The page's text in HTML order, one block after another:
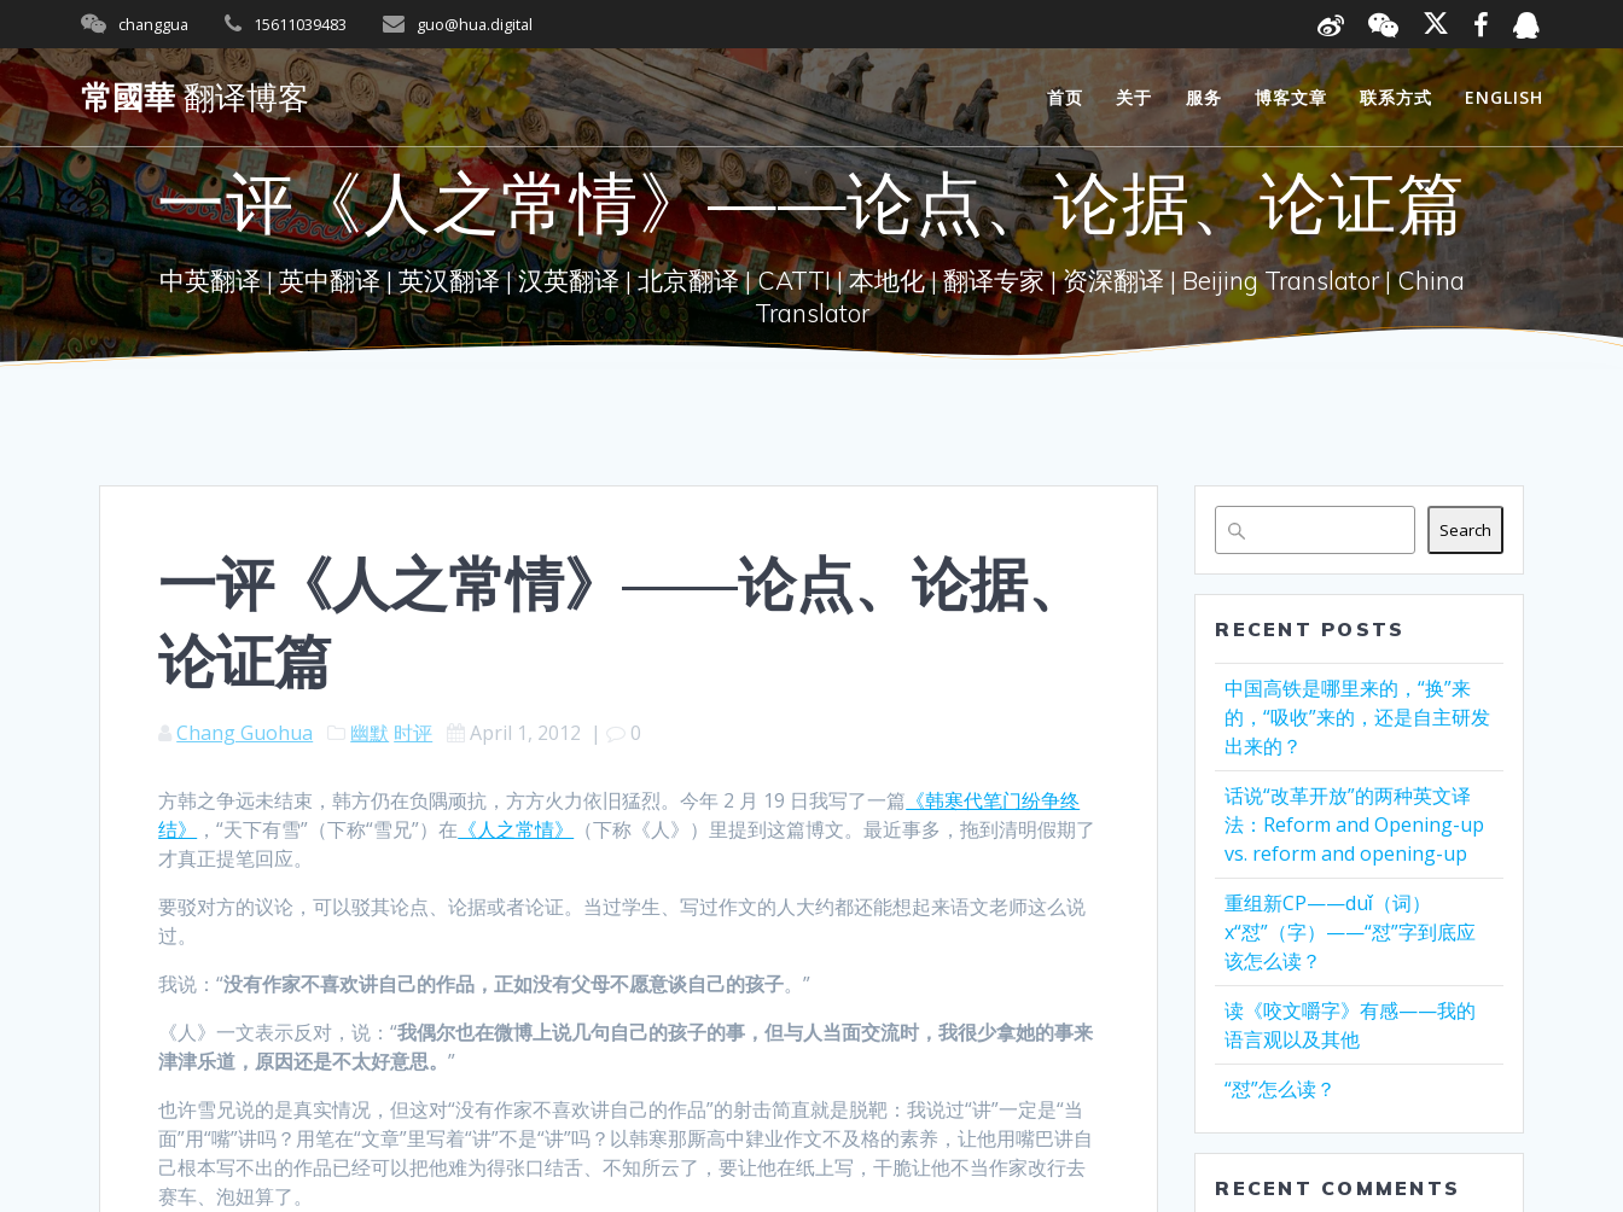
to
content
changgua 15611039483 guo@hua.digital
常國華翻译博客 首页 关于 服务 博客文章 联系方式 ENGLISH
一评《人之常情》——论点、论据、论证篇
中英翻译 | 英中翻译 | 英汉翻译 | 汉英翻译 | 北京翻译 | CATTI | 本地化 | 翻译专家 | 资深翻译 | Beijing Translator | China
Translator
一评《人之常情》——论点、论据、
论证篇
Chang Guohua 幽默 时评 April 1, 2012 | 0
方韩之争远未结束，韩方仍在负隅顽抗，方方火力依旧猛烈。今年 2 月 19 日我写了一篇 《韩寒代笔门纷争终
结》
，“天下有雪”（下称“雪兄”）在 《人之常情》
（下称《人》）里提到这篇博文。最近事多，拖到清明假期了
才真正提笔回应。
要驳对方的议论，可以驳其论点、论据或者论证。当过学生、写过作文的人大约都还能想起来语文老师这么说
过。
我说：“没有作家不喜欢讲自己的作品，正如没有父母不愿意谈自己的孩子。”
《人》一文表示反对，说：“我偶尔也在微博上说几句自己的孩子的事，但与人当面交流时，我很少拿她的事来
津津乐道，原因还是不太好意思。”
也许雪兄说的是真实情况，但这对“没有作家不喜欢讲自己的作品”的射击简直就是脱靶：我说过“讲”一定是“当
面”用“嘴”讲吗？用笔在“文章”里写着“讲”不是“讲”吗？以韩寒那厮高中肄业作文不及格的素养，让他用嘴巴讲自
己根本写不出的作品已经可以把他难为得张口结舌、不知所云了，要让他在纸上写，干脆让他不当作家改行去
赛车、泡妞算了。
Search
RECENT POSTS
中国高铁是哪里来的，“换”来
的，“吸收”来的，还是自主研发
出来的？
话说“改革开放”的两种英文译
法：Reform and Opening-up
vs. reform and opening-up
重组新CP——duǐ（词）
x“怼”（字）——“怼”字到底应
该怎么读？
读《咬文嚼字》有感——我的
语言观以及其他
“怼”怎么读？
RECENT COMMENTS